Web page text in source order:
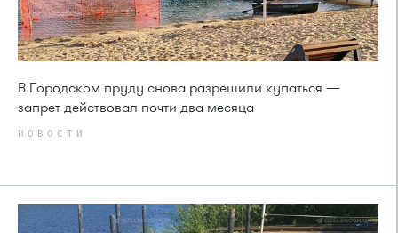
В Городском пруду снова разрешили купаться —
запрет действовал почти два месяца
НОВОСТИ